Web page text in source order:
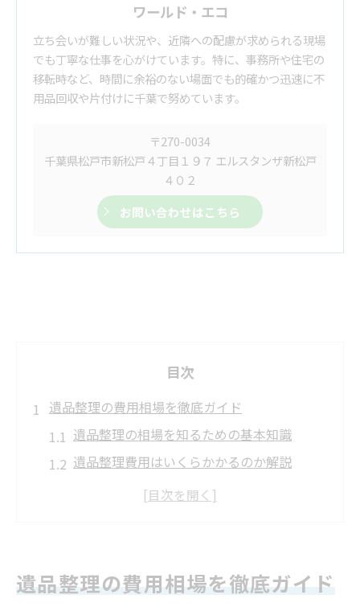
ワールド・エコ
立ち会いが難しい状況や、近隣への配慮が求められる現場
でも丁寧な仕事を心がけています。特に、事務所や住宅の
移転時など、時間に余裕のない場面でも的確かつ迅速に不
用品回収や片付けに千葉で努めています。
〒270-0034
千葉県松戸市新松戸４丁目１９７ エルスタンザ新松戸
４０２
お問い合わせはこちら
目次
遺品整理の費用相場を徹底ガイド
遺品整理の相場を知るための基本知識
遺品整理費用はいくらかかるのか解説
遺品整理費用の目安と内訳のポイント
安心できる遺品整理の費用感を把握する方
法
遺品整理の費用相場を徹底ガイド